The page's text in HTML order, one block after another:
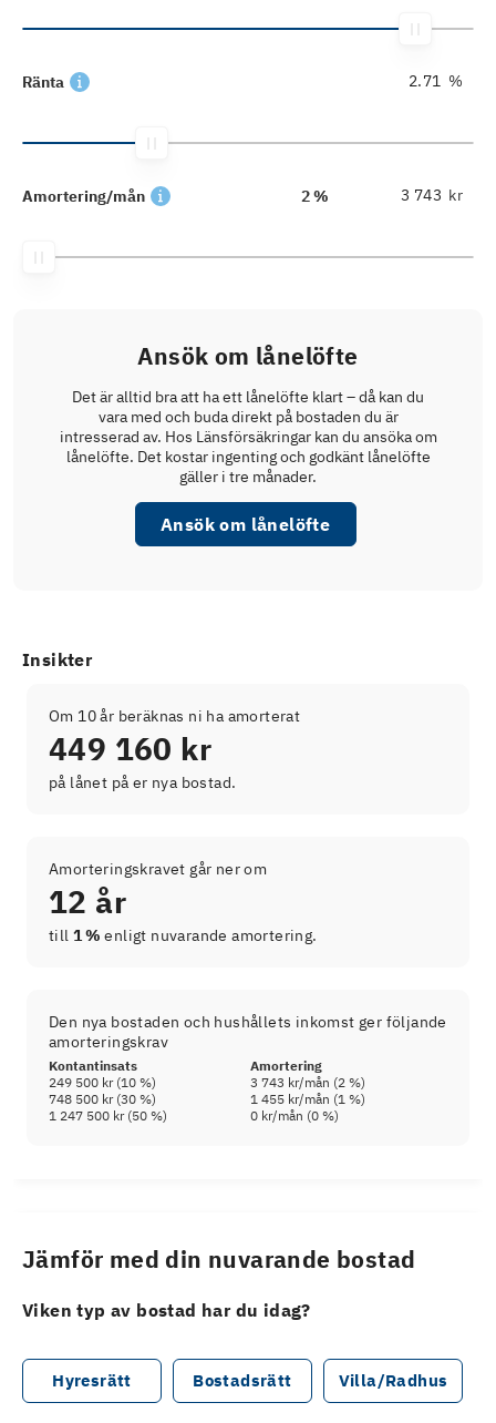
Ränta %
Amortering/mån 2 % kr
Ansök om lånelöfte
Det är alltid bra att ha ett lånelöfte klart – då kan du
vara med och buda direkt på bostaden du är
intresserad av. Hos Länsförsäkringar kan du ansöka om
lånelöfte. Det kostar ingenting och godkänt lånelöfte
gäller i tre månader.
Ansök om lånelöfte
Insikter
Om 10 år beräknas ni ha amorterat
449 160 kr
på lånet på er nya bostad.
Amorteringskravet går ner om
12 år
till 1 % enligt nuvarande amortering.
Den nya bostaden och hushållets inkomst ger följande
amorteringskrav
Kontantinsats
Amortering
249 500 kr(10 %) 3 743 kr/mån (2 %)
748 500 kr(30 %) 1 455 kr/mån (1 %)
1 247 500 kr(50 %) 0 kr/mån (0 %)
Jämför med din nuvarande bostad
Viken typ av bostad har du idag?
Hyresrätt Bostadsrätt Villa/Radhus